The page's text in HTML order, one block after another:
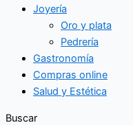
Joyería
Oro y plata
Pedrería
Gastronomía
Compras online
Salud y Estética
Buscar